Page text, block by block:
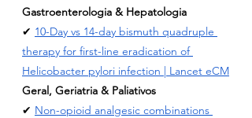
Gastroenterologia & Hepatologia
✔ 10-Day vs 14-day bismuth quadruple
therapy for first-line eradication of
Helicobacter pylori infection | Lancet eCM
Geral, Geriatria & Paliativos
✔ Non-opioid analgesic combinations